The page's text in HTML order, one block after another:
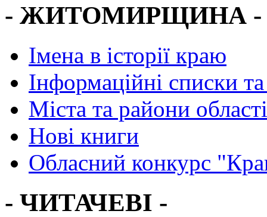
- ЖИТОМИРЩИНА -
Імена в історії краю
Інформаційні списки
Міста та райони області
Нові книги
Обласний конкурс
- ЧИТАЧЕВІ -